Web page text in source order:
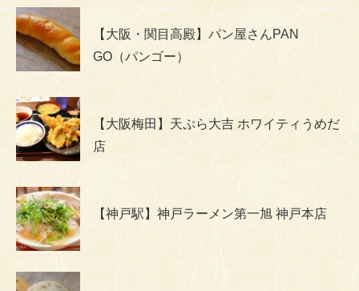
【大阪・関目高殿】パン屋さんPAN
GO（パンゴー）
【大阪梅田】天ぷら大吉 ホワイティうめだ
店
【神戸駅】神戸ラーメン第一旭 神戸本店